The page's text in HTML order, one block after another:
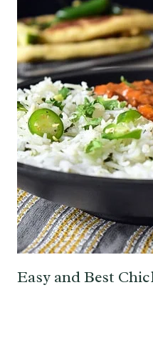
Easy and Best